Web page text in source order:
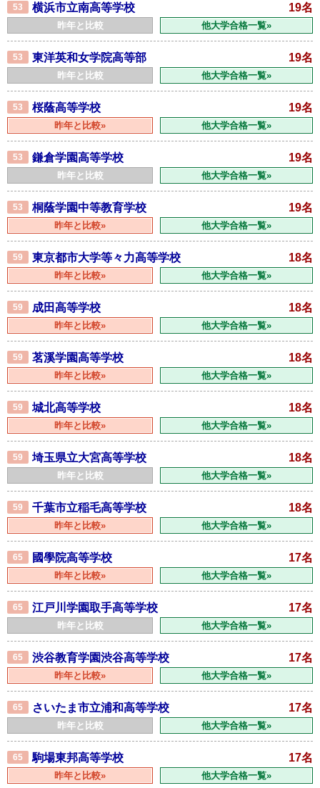
53 横浜市立南高等学校 19名
昨年と比較 他大学合格一覧»
53 東洋英和女学院高等部 19名
昨年と比較 他大学合格一覧»
53 桜蔭高等学校 19名
昨年と比較» 他大学合格一覧»
53 鎌倉学園高等学校 19名
昨年と比較 他大学合格一覧»
53 桐蔭学園中等教育学校 19名
昨年と比較» 他大学合格一覧»
59 東京都市大学等々力高等学校 18名
昨年と比較» 他大学合格一覧»
59 成田高等学校 18名
昨年と比較» 他大学合格一覧»
59 茗溪学園高等学校 18名
昨年と比較» 他大学合格一覧»
59 城北高等学校 18名
昨年と比較» 他大学合格一覧»
59 埼玉県立大宮高等学校 18名
昨年と比較 他大学合格一覧»
59 千葉市立稲毛高等学校 18名
昨年と比較» 他大学合格一覧»
65 國學院高等学校 17名
昨年と比較» 他大学合格一覧»
65 江戸川学園取手高等学校 17名
昨年と比較 他大学合格一覧»
65 渋谷教育学園渋谷高等学校 17名
昨年と比較» 他大学合格一覧»
65 さいたま市立浦和高等学校 17名
昨年と比較 他大学合格一覧»
65 駒場東邦高等学校 17名
昨年と比較» 他大学合格一覧»